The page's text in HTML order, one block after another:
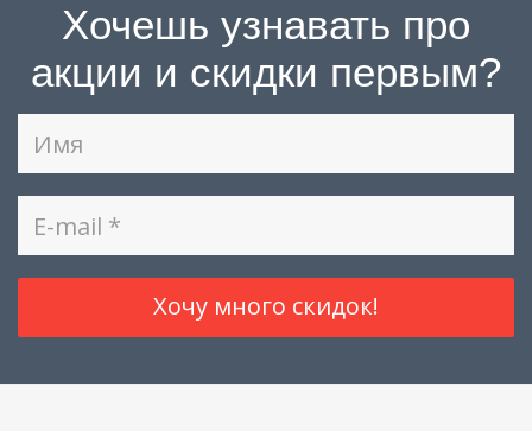
Хочешь узнавать про
акции и скидки первым?